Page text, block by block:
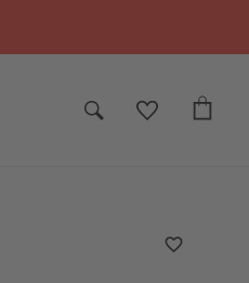
favorite_border